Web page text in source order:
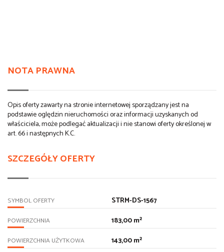
NOTA PRAWNA
Opis oferty zawarty na stronie internetowej sporządzany jest na
podstawie oględzin nieruchomości oraz informacji uzyskanych od
właściciela, może podlegać aktualizacji i nie stanowi oferty określonej w
art. 66 i następnych K.C.
SZCZEGÓŁY OFERTY
SYMBOL OFERTY STRM-DS-1567
POWIERZCHNIA 183,00 m²
POWIERZCHNIA UŻYTKOWA 143,00 m²